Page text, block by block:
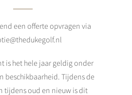
een offerte opvragen via
is het hele jaar geldig onder
beschikbaarheid. Tijdens de
tijdens oud en nieuw is dit